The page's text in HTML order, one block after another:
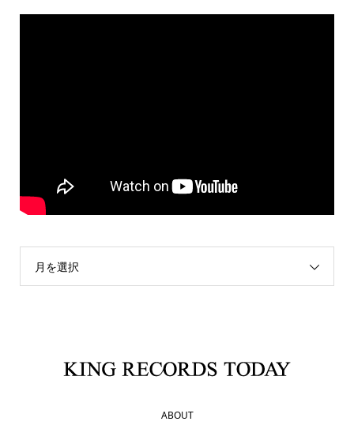
月を選択
ABOUT